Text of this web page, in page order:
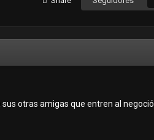
otras amigas que entren al negoció